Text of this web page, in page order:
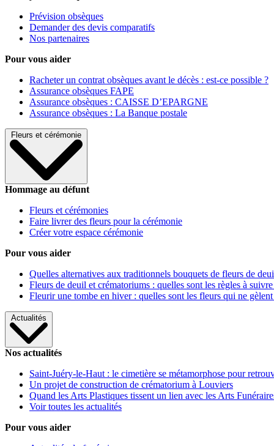
Prévision obsèques
Demander des devis comparatifs
Nos partenaires
Pour vous aider
Racheter un contrat obsèques avant le décès : est-ce possible ?
Assurance obsèques FAPE
Assurance obsèques : CAISSE D’EPARGNE
Assurance obsèques : La Banque postale
Fleurs et cérémonie
Hommage au défunt
Fleurs et cérémonies
Faire livrer des fleurs pour la cérémonie
Créer votre espace cérémonie
Pour vous aider
Quelles alternatives aux traditionnels bouquets de fleurs de
Fleurs de deuil et crématoriums : quelles sont les règles à
Fleurir une tombe en hiver : quelles sont les fleurs qui ne gèlent
Actualités
Nos actualités
Saint-Juéry-le-Haut : le cimetière se métamorphose pour
Un projet de construction de crématorium à Louviers
Quand les Arts Plastiques tissent un lien avec les Arts
Voir toutes les actualités
Pour vous aider